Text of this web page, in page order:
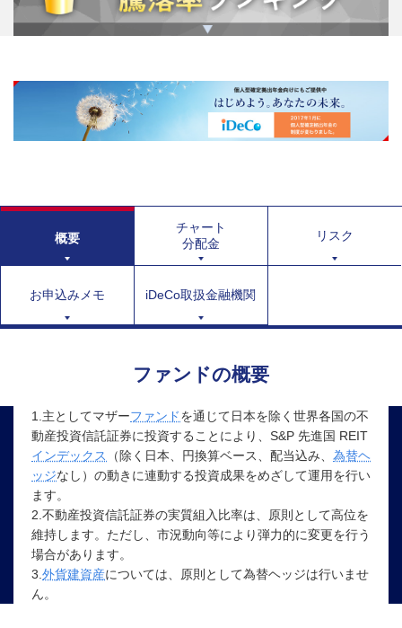
概要
チャート
分配金
リスク
お申込みメモ iDeCo取扱金融機関
ファンドの概要
1.主としてマザーファンドを通じて日本を除く世界各国の不
動産投資信託証券に投資することにより、S&P 先進国 REIT
インデックス
（除く日本、円換算ベース、配当込み、 為替ヘ
ッジなし）の動きに連動する投資成果をめざして運用を行い
ます。
2.不動産投資信託証券の実質組入比率は、原則として高位を
維持します。ただし、市況動向等により弾力的に変更を行う
場合があります。
3. 外貨建資産については、原則として為替ヘッジは行いませ
ん。